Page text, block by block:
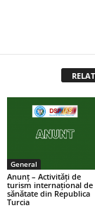
General
Anunț – Activități de
turism internațional de
sănătate din Republica
Turcia